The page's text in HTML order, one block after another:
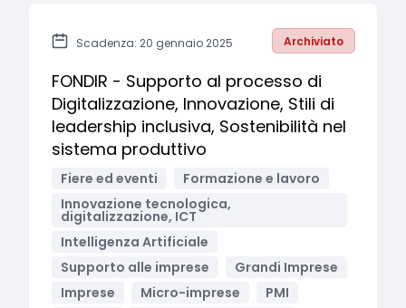
Scadenza: 20 gennaio 2025 Archiviato
FONDIR - Supporto al processo di
Digitalizzazione, Innovazione, Stili di
leadership inclusiva, Sostenibilità nel
sistema produttivo
Fiere ed eventi
Formazione e lavoro
Innovazione tecnologica,
digitalizzazione, ICT
Intelligenza Artificiale
Supporto alle imprese
Grandi Imprese
Imprese
Micro-imprese
PMI